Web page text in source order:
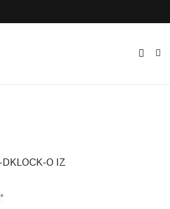
O IZ